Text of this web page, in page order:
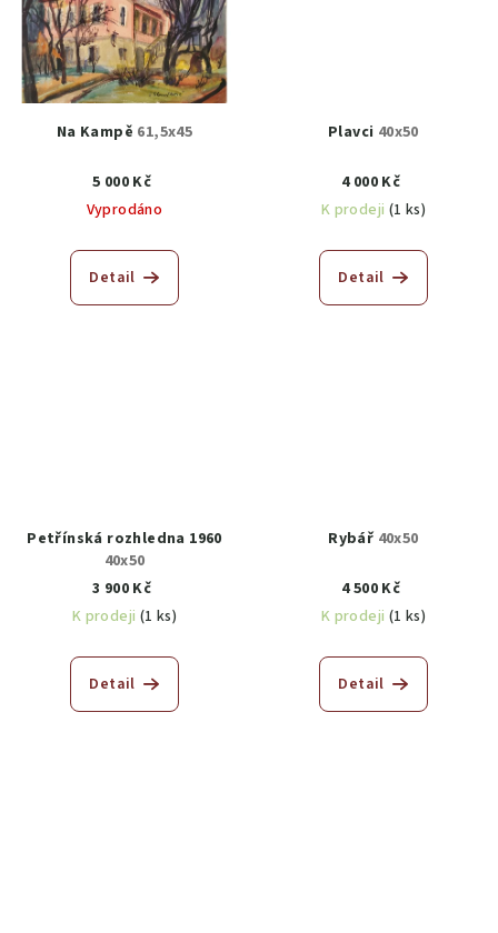
Na Kampě 61,5x45
5 000 Kč
Vyprodáno
Detail
Plavci 40x50
4 000 Kč
K prodeji (1 ks)
Detail
Petřínská rozhledna 1960
40x50
3 900 Kč
K prodeji (1 ks)
Detail
Rybář 40x50
4 500 Kč
K prodeji (1 ks)
Detail